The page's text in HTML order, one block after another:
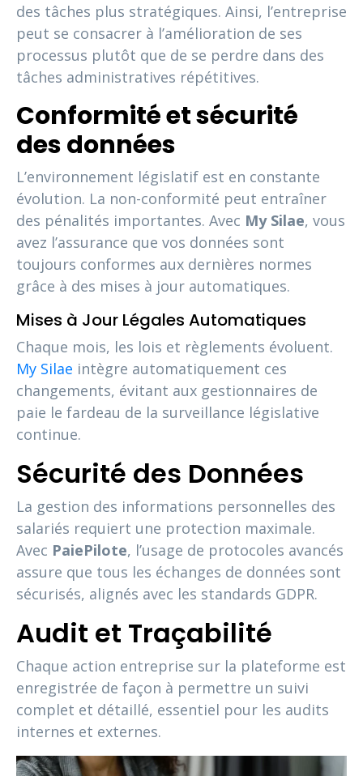
des tâches plus stratégiques. Ainsi, l’entreprise
peut se consacrer à l’amélioration de ses
processus plutôt que de se perdre dans des
tâches administratives répétitives.
Conformité et sécurité
des données
L’environnement législatif est en constante
évolution. La non-conformité peut entraîner
des pénalités importantes. Avec My Silae, vous
avez l’assurance que vos données sont
toujours conformes aux dernières normes
grâce à des mises à jour automatiques.
Mises à Jour Légales Automatiques
Chaque mois, les lois et règlements évoluent.
My Silae intègre automatiquement ces
changements, évitant aux gestionnaires de
paie le fardeau de la surveillance législative
continue.
Sécurité des Données
La gestion des informations personnelles des
salariés requiert une protection maximale.
Avec PaiePilote, l’usage de protocoles avancés
assure que tous les échanges de données sont
sécurisés, alignés avec les standards GDPR.
Audit et Traçabilité
Chaque action entreprise sur la plateforme est
enregistrée de façon à permettre un suivi
complet et détaillé, essentiel pour les audits
internes et externes.